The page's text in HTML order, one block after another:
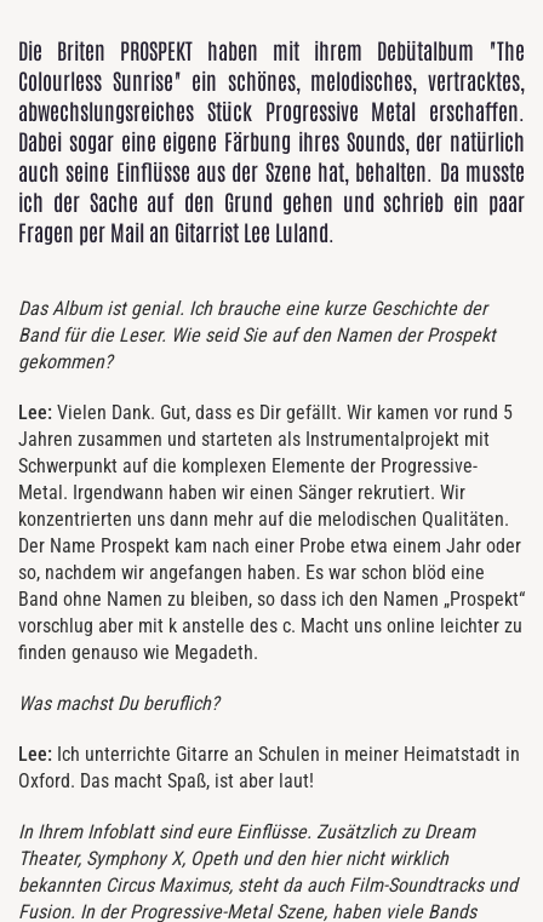
Die Briten PROSPEKT haben mit ihrem Debütalbum "The
Colourless Sunrise" ein schönes, melodisches, vertracktes,
abwechslungsreiches Stück Progressive Metal erschaffen.
Dabei sogar eine eigene Färbung ihres Sounds, der natürlich
auch seine Einflüsse aus der Szene hat, behalten. Da musste
ich der Sache auf den Grund gehen und schrieb ein paar
Fragen per Mail an Gitarrist Lee Luland.
Das Album ist genial. Ich brauche eine kurze Geschichte der
Band für die Leser. Wie seid Sie auf den Namen der Prospekt
gekommen?
Lee: Vielen Dank. Gut, dass es Dir gefällt. Wir kamen vor rund 5
Jahren zusammen und starteten als Instrumentalprojekt mit
Schwerpunkt auf die komplexen Elemente der Progressive-
Metal. Irgendwann haben wir einen Sänger rekrutiert. Wir
konzentrierten uns dann mehr auf die melodischen Qualitäten.
Der Name Prospekt kam nach einer Probe etwa einem Jahr oder
so, nachdem wir angefangen haben. Es war schon blöd eine
Band ohne Namen zu bleiben, so dass ich den Namen „Prospekt“
vorschlug aber mit k anstelle des c. Macht uns online leichter zu
finden genauso wie Megadeth.
Was machst Du beruflich?
Lee: Ich unterrichte Gitarre an Schulen in meiner Heimatstadt in
Oxford. Das macht Spaß, ist aber laut!
In Ihrem Infoblatt sind eure Einflüsse. Zusätzlich zu Dream
Theater, Symphony X, Opeth und den hier nicht wirklich
bekannten Circus Maximus, steht da auch Film-Soundtracks und
Fusion. In der Progressive-Metal Szene, haben viele Bands